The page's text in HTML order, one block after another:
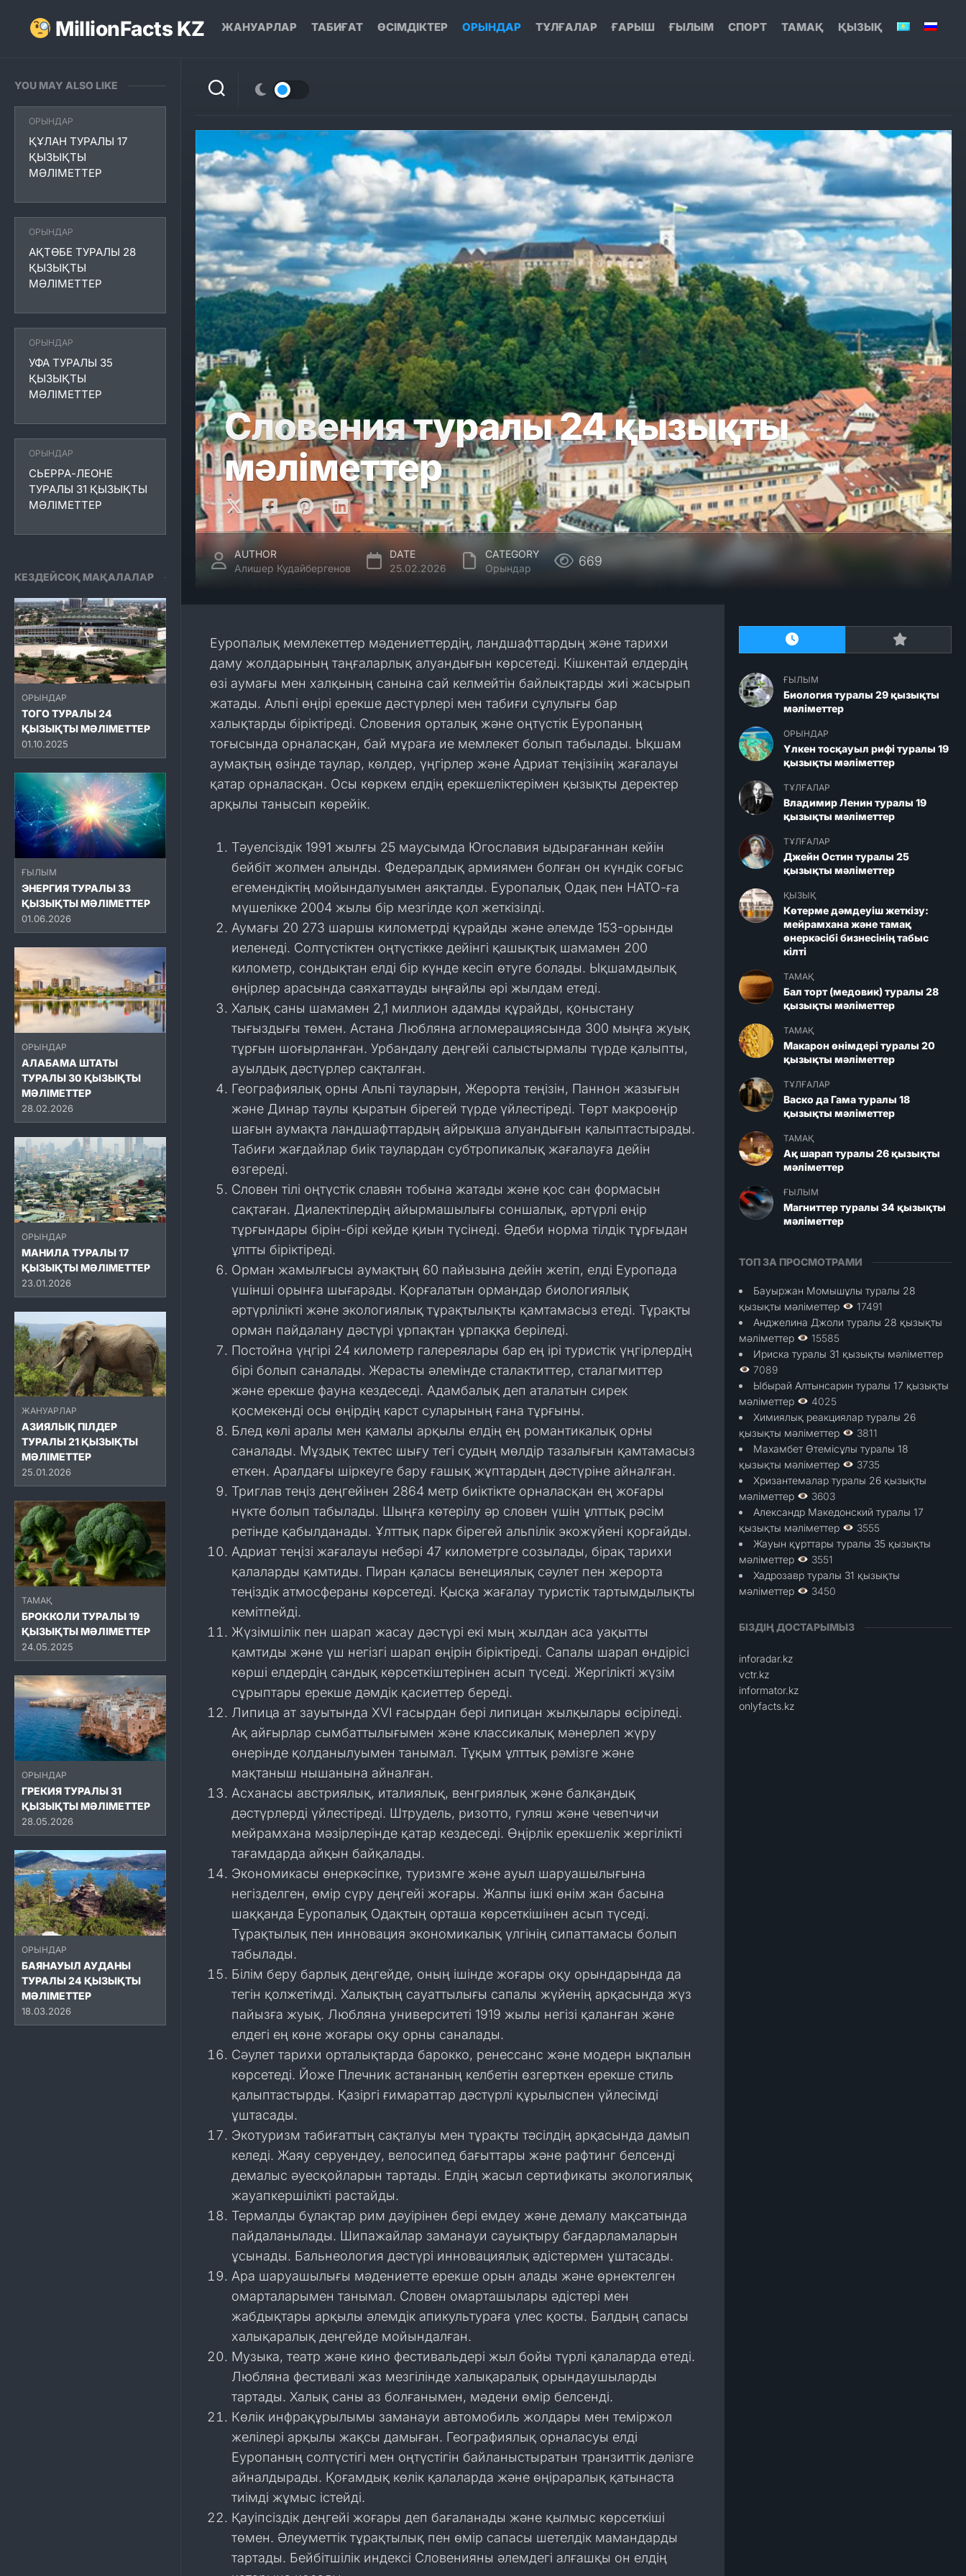
content
MillionFacts KZ ЖАНУАРЛАР ТАБИҒАТ ӨСІМДІКТЕР ОРЫНДАР ТҰЛҒАЛАР ҒАРЫШ ҒЫЛЫМ СПОРТ ТАМАҚ ҚЫЗЫҚ
YOU MAY ALSO LIKE
ОРЫНДАР
ҚҰЛАН ТУРАЛЫ 17
ҚЫЗЫҚТЫ
МӘЛІМЕТТЕР
ОРЫНДАР
АҚТӨБЕ ТУРАЛЫ 28
ҚЫЗЫҚТЫ
МӘЛІМЕТТЕР
ОРЫНДАР
УФА ТУРАЛЫ 35
ҚЫЗЫҚТЫ
МӘЛІМЕТТЕР
ОРЫНДАР
СЬЕРРА-ЛЕОНЕ
ТУРАЛЫ 31 ҚЫЗЫҚТЫ
МӘЛІМЕТТЕР
КЕЗДЕЙСОҚ МАҚАЛАЛАР
ОРЫНДАР
ТОГО ТУРАЛЫ 24
ҚЫЗЫҚТЫ МӘЛІМЕТТЕР
01.10.2025
ҒЫЛЫМ
ЭНЕРГИЯ ТУРАЛЫ 33
ҚЫЗЫҚТЫ МӘЛІМЕТТЕР
01.06.2026
ОРЫНДАР
АЛАБАМА ШТАТЫ
ТУРАЛЫ 30 ҚЫЗЫҚТЫ
МӘЛІМЕТТЕР
28.02.2026
ОРЫНДАР
МАНИЛА ТУРАЛЫ 17
ҚЫЗЫҚТЫ МӘЛІМЕТТЕР
23.01.2026
ЖАНУАРЛАР
АЗИЯЛЫҚ ПІЛДЕР
ТУРАЛЫ 21 ҚЫЗЫҚТЫ
МӘЛІМЕТТЕР
25.01.2026
ТАМАҚ
БРОККОЛИ ТУРАЛЫ 19
ҚЫЗЫҚТЫ МӘЛІМЕТТЕР
24.05.2025
ОРЫНДАР
ГРЕКИЯ ТУРАЛЫ 31
ҚЫЗЫҚТЫ МӘЛІМЕТТЕР
28.05.2026
ОРЫНДАР
БАЯНАУЫЛ АУДАНЫ
ТУРАЛЫ 24 ҚЫЗЫҚТЫ
МӘЛІМЕТТЕР
18.03.2026
Словения туралы 24 қызықты
мәліметтер
AUTHOR
Алишер Кудайбергенов
DATE
25.02.2026
CATEGORY
Орындар
669
Еуропалық мемлекеттер мәдениеттердің, ландшафттардың және тарихи
даму жолдарының таңғаларлық алуандығын көрсетеді. Кішкентай елдердің
өзі аумағы мен халқының санына сай келмейтін байлықтарды жиі жасырып
жатады. Альпі өңірі ерекше дәстүрлері мен табиғи сұлулығы бар
халықтарды біріктіреді. Словения орталық және оңтүстік Еуропаның
тоғысында орналасқан, бай мұраға ие мемлекет болып табылады. Ықшам
аумақтың өзінде таулар, көлдер, үңгірлер және Адриат теңізінің жағалауы
қатар орналасқан. Осы көркем елдің ерекшеліктерімен қызықты деректер
арқылы танысып көрейік.
Тәуелсіздік 1991 жылғы 25 маусымда Югославия ыдырағаннан кейін
бейбіт жолмен алынды. Федералдық армиямен болған он күндік соғыс
егемендіктің мойындалуымен аяқталды. Еуропалық Одақ пен НАТО-ға
мүшелікке 2004 жылы бір мезгілде қол жеткізілді.
Аумағы 20 273 шаршы километрді құрайды және әлемде 153-орынды
иеленеді. Солтүстіктен оңтүстікке дейінгі қашықтық шамамен 200
километр, сондықтан елді бір күнде кесіп өтуге болады. Ықшамдылық
өңірлер арасында саяхаттауды ыңғайлы әрі жылдам етеді.
Халық саны шамамен 2,1 миллион адамды құрайды, қоныстану
тығыздығы төмен. Астана Любляна агломерациясында 300 мыңға жуық
тұрғын шоғырланған. Урбандалу деңгейі салыстырмалы түрде қалыпты,
ауылдық дәстүрлер сақталған.
Географиялық орны Альпі тауларын, Жерорта теңізін, Паннон жазығын
және Динар таулы қыратын бірегей түрде үйлестіреді. Төрт макроөңір
шағын аумақта ландшафттардың айрықша алуандығын қалыптастырады.
Табиғи жағдайлар биік таулардан субтропикалық жағалауға дейін
өзгереді.
Словен тілі оңтүстік славян тобына жатады және қос сан формасын
сақтаған. Диалектілердің айырмашылығы соншалық, әртүрлі өңір
тұрғындары бірін-бірі кейде қиын түсінеді. Әдеби норма тілдік тұрғыдан
ұлтты біріктіреді.
Орман жамылғысы аумақтың 60 пайызына дейін жетіп, елді Еуропада
үшінші орынға шығарады. Қорғалатын ормандар биологиялық
әртүрлілікті және экологиялық тұрақтылықты қамтамасыз етеді. Тұрақты
орман пайдалану дәстүрі ұрпақтан ұрпаққа беріледі.
Постойна үңгірі 24 километр галереялары бар ең ірі туристік үңгірлердің
бірі болып саналады. Жерасты әлемінде сталактиттер, сталагмиттер
және ерекше фауна кездеседі. Адамбалық деп аталатын сирек
қосмекенді осы өңірдің карст суларының ғана тұрғыны.
Блед көлі аралы мен қамалы арқылы елдің ең романтикалық орны
саналады. Мұздық тектес шығу тегі судың мөлдір тазалығын қамтамасыз
еткен. Аралдағы шіркеуге бару ғашық жұптардың дәстүріне айналған.
Триглав теңіз деңгейінен 2864 метр биіктікте орналасқан ең жоғары
нүкте болып табылады. Шыңға көтерілу әр словен үшін ұлттық рәсім
ретінде қабылданады. Ұлттық парк бірегей альпілік экожүйені қорғайды.
Адриат теңізі жағалауы небәрі 47 километрге созылады, бірақ тарихи
қалаларды қамтиды. Пиран қаласы венециялық сәулет пен жерорта
теңіздік атмосфераны көрсетеді. Қысқа жағалау туристік тартымдылықты
кемітпейді.
Жүзімшілік пен шарап жасау дәстүрі екі мың жылдан аса уақытты
қамтиды және үш негізгі шарап өңірін біріктіреді. Сапалы шарап өндірісі
көрші елдердің сандық көрсеткіштерінен асып түседі. Жергілікті жүзім
сұрыптары ерекше дәмдік қасиеттер береді.
Липица ат зауытында XVI ғасырдан бері липицан жылқылары өсіріледі.
Ақ айғырлар сымбаттылығымен және классикалық мәнерлеп жүру
өнерінде қолданылуымен танымал. Тұқым ұлттық рәмізге және
мақтаныш нышанына айналған.
Асханасы австриялық, италиялық, венгриялық және балқандық
дәстүрлерді үйлестіреді. Штрудель, ризотто, гуляш және чевепчичи
мейрамхана мәзірлерінде қатар кездеседі. Өңірлік ерекшелік жергілікті
тағамдарда айқын байқалады.
Экономикасы өнеркәсіпке, туризмге және ауыл шаруашылығына
негізделген, өмір сүру деңгейі жоғары. Жалпы ішкі өнім жан басына
шаққанда Еуропалық Одақтың орташа көрсеткішінен асып түседі.
Тұрақтылық пен инновация экономикалық үлгінің сипаттамасы болып
табылады.
Білім беру барлық деңгейде, оның ішінде жоғары оқу орындарында да
тегін қолжетімді. Халықтың сауаттылығы сапалы жүйенің арқасында жүз
пайызға жуық. Любляна университеті 1919 жылы негізі қаланған және
елдегі ең көне жоғары оқу орны саналады.
Сәулет тарихи орталықтарда барокко, ренессанс және модерн ықпалын
көрсетеді. Йоже Плечник астананың келбетін өзгерткен ерекше стиль
қалыптастырды. Қазіргі ғимараттар дәстүрлі құрылыспен үйлесімді
ұштасады.
Экотуризм табиғаттың сақталуы мен тұрақты тәсілдің арқасында дамып
келеді. Жаяу серуендеу, велосипед бағыттары және рафтинг белсенді
демалыс әуесқойларын тартады. Елдің жасыл сертификаты экологиялық
жауапкершілікті растайды.
Термалды бұлақтар рим дәуірінен бері емдеу және демалу мақсатында
пайдаланылады. Шипажайлар заманауи сауықтыру бағдарламаларын
ұсынады. Бальнеология дәстүрі инновациялық әдістермен ұштасады.
Ара шаруашылығы мәдениетте ерекше орын алады және өрнектелген
омарталарымен танымал. Словен омарташылары әдістері мен
жабдықтары арқылы әлемдік апикультураға үлес қосты. Балдың сапасы
халықаралық деңгейде мойындалған.
Музыка, театр және кино фестивальдері жыл бойы түрлі қалаларда өтеді.
Любляна фестивалі жаз мезгілінде халықаралық орындаушыларды
тартады. Халық саны аз болғанымен, мәдени өмір белсенді.
Көлік инфрақұрылымы заманауи автомобиль жолдары мен теміржол
желілері арқылы жақсы дамыған. Географиялық орналасуы елді
Еуропаның солтүстігі мен оңтүстігін байланыстыратын транзиттік дәлізге
айналдырады. Қоғамдық көлік қалаларда және өңіраралық қатынаста
тиімді жұмыс істейді.
Қауіпсіздік деңгейі жоғары деп бағаланады және қылмыс көрсеткіші
төмен. Әлеуметтік тұрақтылық пен өмір сапасы шетелдік мамандарды
тартады. Бейбітшілік индексі Словенияны әлемдегі алғашқы он елдің
ҒЫЛЫМ
Биология туралы 29 қызықты
мәліметтер
ОРЫНДАР
Үлкен тосқауыл рифі туралы 19
қызықты мәліметтер
ТҰЛҒАЛАР
Владимир Ленин туралы 19
қызықты мәліметтер
ТҰЛҒАЛАР
Джейн Остин туралы 25
қызықты мәліметтер
ҚЫЗЫҚ
Көтерме дәмдеуіш жеткізу:
мейрамхана және тамақ
өнеркәсібі бизнесінің табыс
кілті
ТАМАҚ
Бал торт (медовик) туралы 28
қызықты мәліметтер
ТАМАҚ
Макарон өнімдері туралы 20
қызықты мәліметтер
ТҰЛҒАЛАР
Васко да Гама туралы 18
қызықты мәліметтер
ТАМАҚ
Ақ шарап туралы 26 қызықты
мәліметтер
ҒЫЛЫМ
Магниттер туралы 34 қызықты
мәліметтер
ТОП ЗА ПРОСМОТРАМИ
Бауыржан Момышұлы туралы 28
қызықты мәліметтер
17491
Анджелина Джоли туралы 28 қызықты
мәліметтер
15585
Ириска туралы 31 қызықты мәліметтер
7089
Ыбырай Алтынсарин туралы 17 қызықты
мәліметтер
4025
Химиялық реакциялар туралы 26
қызықты мәліметтер
3811
Махамбет Өтемісұлы туралы 18
қызықты мәліметтер
3735
Хризантемалар туралы 26 қызықты
мәліметтер
3603
Александр Македонский туралы 17
қызықты мәліметтер
3555
Жауын құрттары туралы 35 қызықты
мәліметтер
3551
Хадрозавр туралы 31 қызықты
мәліметтер
3450
БІЗДІҢ ДОСТАРЫМЫЗ
inforadar.kz
vctr.kz
informator.kz
onlyfacts.kz